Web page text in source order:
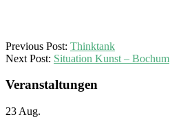
2026-
01-
Previous Post: Thinktank
Next Post: Situation Kunst – Bochum
Veranstaltungen
23 Aug.